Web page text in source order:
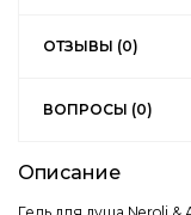
ОТЗЫВЫ (0)
ВОПРОСЫ (0)
Описание